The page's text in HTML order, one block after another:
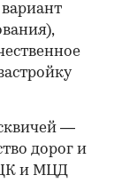
—
дорог и
и МЦД